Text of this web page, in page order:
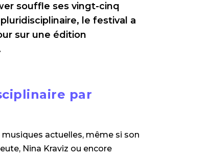
souffle ses vingt-cinq
le festival a
sur une édition
par
actuelles, même si son
Nina Kraviz ou encore